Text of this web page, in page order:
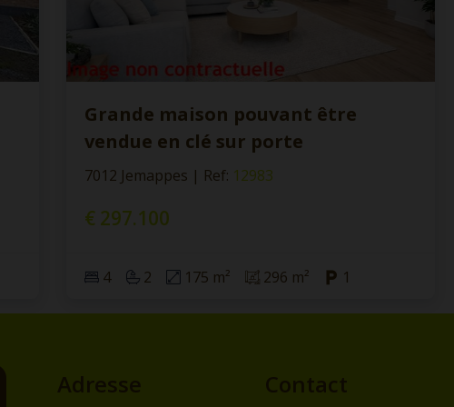
Grande maison pouvant être
vendue en clé sur porte
7012 Jemappes | Ref: 12983
€ 297.100
4 2 175 m² 296 m² 1
Adresse Contact